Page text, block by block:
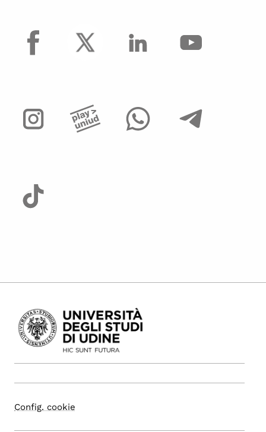
facebook
Config. cookie